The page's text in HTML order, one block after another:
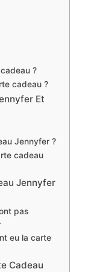
?
cadeau ?
Et
Jennyfer ?
cadeau
Jennyfer
pas
eu la carte
Cadeau